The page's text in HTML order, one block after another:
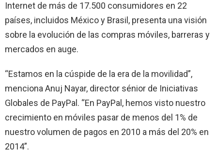
Internet de más de 17.500 consumidores en 22
países, incluidos México y Brasil, presenta una visión
sobre la evolución de las compras móviles, barreras y
mercados en auge.
“Estamos en la cúspide de la era de la movilidad”,
menciona Anuj Nayar, director sénior de Iniciativas
Globales de PayPal. “En PayPal, hemos visto nuestro
crecimiento en móviles pasar de menos del 1% de
nuestro volumen de pagos en 2010 a más del 20% en
2014”.